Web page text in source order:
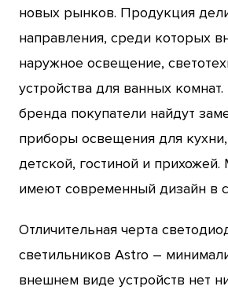
новых рынков. Продукция
направления, среди которых
наружное освещение,
устройства для ванных
бренда покупатели найдут
приборы освещения для кухни,
детской, гостиной и
имеют современный дизайн в
Отличительная черта
светильников Astro –
внешнем виде устройств нет